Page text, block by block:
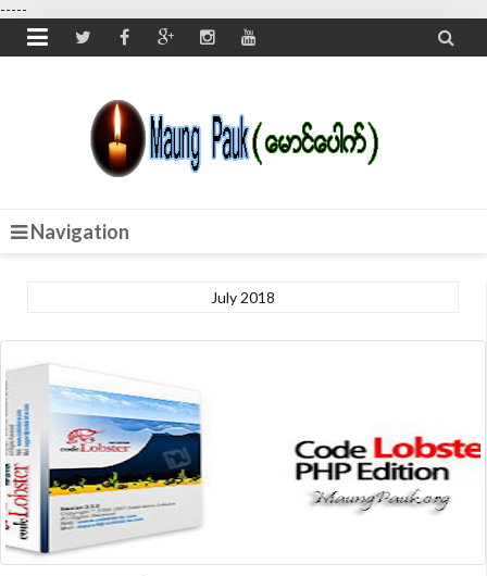
-----
 
Navigation
July 2018